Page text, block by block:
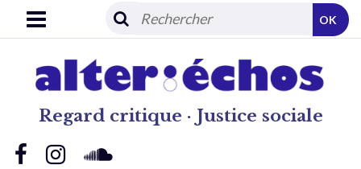
Regard critique · Justice sociale
OK